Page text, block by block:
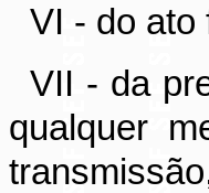
VI - do ato
VII - da
qualquer